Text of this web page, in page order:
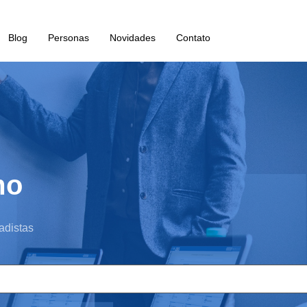
Blog Personas Novidades Contato